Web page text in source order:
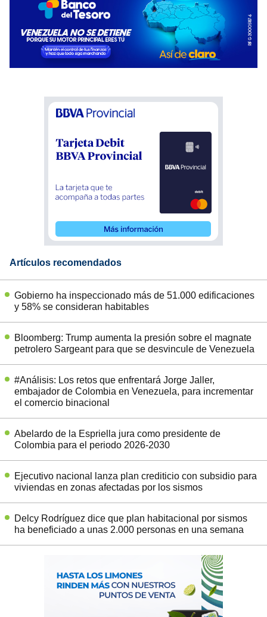
Artículos recomendados
Gobierno ha inspeccionado más de 51.000 edificaciones
y 58% se consideran habitables
Bloomberg: Trump aumenta la presión sobre el magnate
petrolero Sargeant para que se desvincule de Venezuela
#Análisis: Los retos que enfrentará Jorge Jaller,
embajador de Colombia en Venezuela, para incrementar
el comercio binacional
Abelardo de la Espriella jura como presidente de
Colombia para el periodo 2026-2030
Ejecutivo nacional lanza plan crediticio con subsidio para
viviendas en zonas afectadas por los sismos
Delcy Rodríguez dice que plan habitacional por sismos
ha beneficiado a unas 2.000 personas en una semana